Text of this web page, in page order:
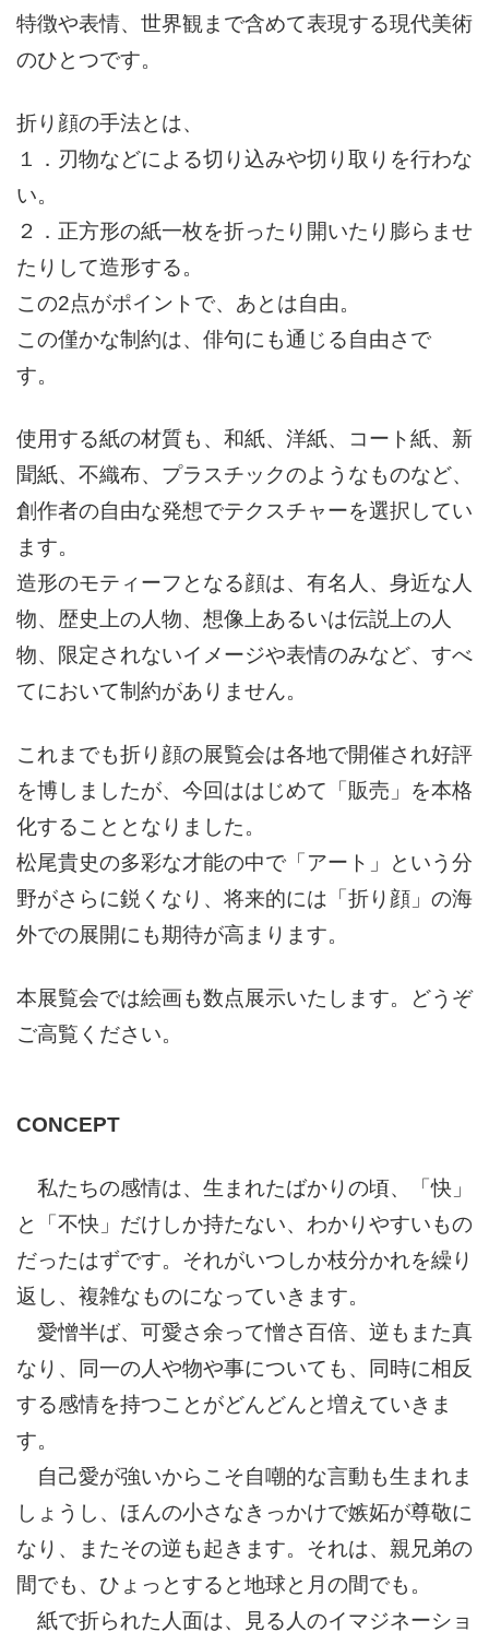
特徴や表情、世界観まで含めて表現する現代美術
のひとつです。
折り顔の手法とは、
１．刃物などによる切り込みや切り取りを行わな
い。
２．正方形の紙一枚を折ったり開いたり膨らませ
たりして造形する。
この2点がポイントで、あとは自由。
この僅かな制約は、俳句にも通じる自由さで
す。
使用する紙の材質も、和紙、洋紙、コート紙、新
聞紙、不織布、プラスチックのようなものなど、
創作者の自由な発想でテクスチャーを選択してい
ます。
造形のモティーフとなる顔は、有名人、身近な人
物、歴史上の人物、想像上あるいは伝説上の人
物、限定されないイメージや表情のみなど、すべ
てにおいて制約がありません。
これまでも折り顔の展覧会は各地で開催され好評
を博しましたが、今回ははじめて「販売」を本格
化することとなりました。
松尾貴史の多彩な才能の中で「アート」という分
野がさらに鋭くなり、将来的には「折り顔」の海
外での展開にも期待が高まります。
本展覧会では絵画も数点展示いたします。どうぞ
ご高覧ください。
CONCEPT
私たちの感情は、生まれたばかりの頃、「快」
と「不快」だけしか持たない、わかりやすいもの
だったはずです。それがいつしか枝分かれを繰り
返し、複雑なものになっていきます。
愛憎半ば、可愛さ余って憎さ百倍、逆もまた真
なり、同一の人や物や事についても、同時に相反
する感情を持つことがどんどんと増えていきま
す。
自己愛が強いからこそ自嘲的な言動も生まれま
しょうし、ほんの小さなきっかけで嫉妬が尊敬に
なり、またその逆も起きます。それは、親兄弟の
間でも、ひょっとすると地球と月の間でも。
紙で折られた人面は、見る人のイマジネーショ